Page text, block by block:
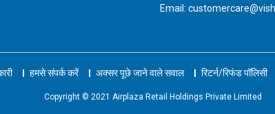
Email:
हमसे संपर्क करें अक्सर पूछे जाने वाले सवाल रिटर्न/रिफंड पॉलिसी
Copyright © 2021 Airplaza Retail Holdings Private Limited